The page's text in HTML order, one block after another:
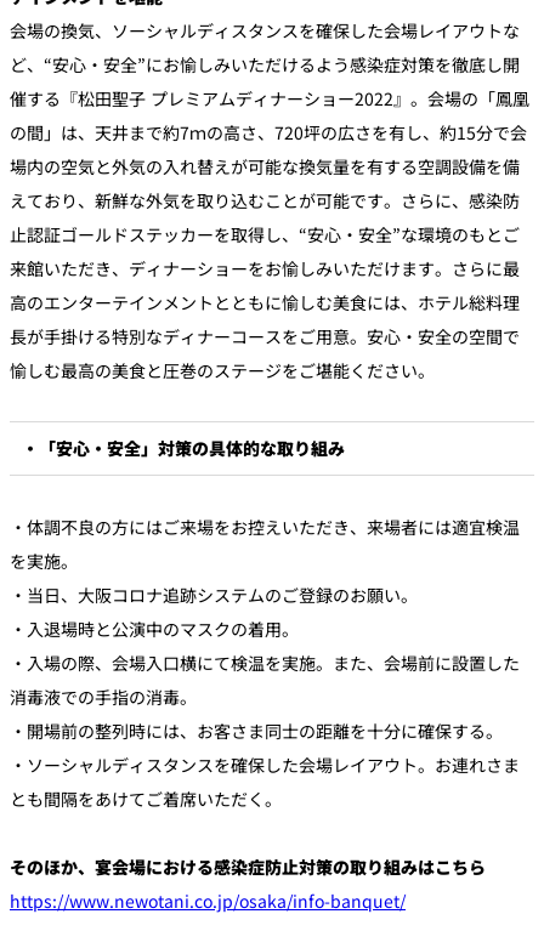
会場の換気、ソーシャルディスタンスを確保した会場レイアウトな
ど、“安心・安全”にお愉しみいただけるよう感染症対策を徹底し開
催する『松田聖子 プレミアムディナーショー2022』。会場の「鳳凰
の間」は、天井まで約7ｍの高さ、720坪の広さを有し、約15分で会
場内の空気と外気の入れ替えが可能な換気量を有する空調設備を備
えており、新鮮な外気を取り込むことが可能です。さらに、感染防
止認証ゴールドステッカーを取得し、“安心・安全”な環境のもとご
来館いただき、ディナーショーをお愉しみいただけます。さらに最
高のエンターテインメントとともに愉しむ美食には、ホテル総料理
長が手掛ける特別なディナーコースをご用意。安心・安全の空間で
愉しむ最高の美食と圧巻のステージをご堪能ください。
・「安心・安全」対策の具体的な取り組み
・体調不良の方にはご来場をお控えいただき、来場者には適宜検温
を実施。
・当日、大阪コロナ追跡システムのご登録のお願い。
・入退場時と公演中のマスクの着用。
・入場の際、会場入口横にて検温を実施。また、会場前に設置した
消毒液での手指の消毒。
・開場前の整列時には、お客さま同士の距離を十分に確保する。
・ソーシャルディスタンスを確保した会場レイアウト。お連れさま
とも間隔をあけてご着席いただく。
そのほか、宴会場における感染症防止対策の取り組みはこちら
https://www.newotani.co.jp/osaka/info-banquet/